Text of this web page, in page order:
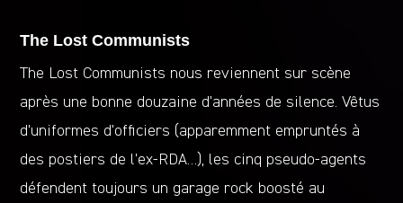
The Lost Communists
The Lost Communists nous reviennent sur scène
après une bonne douzaine d’années de silence. Vêtus
d’uniformes d’officiers (apparemment empruntés à
des postiers de l’ex-RDA…), les cinq pseudo-agents
défendent toujours un garage rock boosté au